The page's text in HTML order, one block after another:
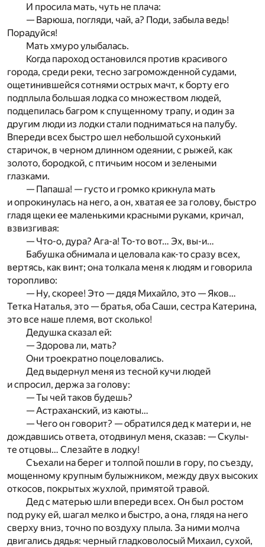
И просила мать, чуть не плача:
— Варюша, погляди, чай, а? Поди, забыла ведь!
Порадуйся!
Мать хмуро улыбалась.
Когда пароход остановился против красивого
города, среди реки, тесно загроможденной судами,
ощетинившейся сотнями острых мачт, к борту его
подплыла большая лодка со множеством людей,
подцепилась багром к спущенному трапу, и один за
другим люди из лодки стали подниматься на палубу.
Впереди всех быстро шел небольшой сухонький
старичок, в черном длинном одеянии, с рыжей, как
золото, бородкой, с птичьим носом и зелеными
глазками.
— Папаша! — густо и громко крикнула мать
и опрокинулась на него, а он, хватая ее за голову, быстро
гладя щеки ее маленькими красными руками, кричал,
взвизгивая:
— Что-о, дура? Ага-а! То-то вот… Эх, вы-и…
Бабушка обнимала и целовала как-то сразу всех,
вертясь, как винт; она толкала меня к людям и говорила
торопливо:
— Ну, скорее! Это — дядя Михайло, это — Яков…
Тетка Наталья, это — братья, оба Саши, сестра Катерина,
это все наше племя, вот сколько!
Дедушка сказал ей:
— Здорова ли, мать?
Они троекратно поцеловались.
Дед выдернул меня из тесной кучи людей
и спросил, держа за голову:
— Ты чей таков будешь?
— Астраханский, из каюты…
— Чего он говорит? — обратился дед к матери и, не
дождавшись ответа, отодвинул меня, сказав: — Скулы-
те отцовы… Слезайте в лодку!
Съехали на берег и толпой пошли в гору, по съезду,
мощенному крупным булыжником, между двух высоких
откосов, покрытых жухлой, примятой травой.
Дед с матерью шли впереди всех. Он был ростом
под руку ей, шагал мелко и быстро, а она, глядя на него
сверху вниз, точно по воздуху плыла. За ними молча
двигались дядья: черный гладковолосый Михаил, сухой,